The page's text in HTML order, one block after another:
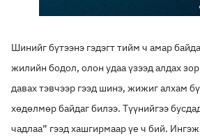
Шинийг бүтээнэ гэдэгт тийм ч амар
жилийн бодол, олон удаа үзээд алдах
давах тэвчээр гээд шинэ, жижиг алхам
хөдөлмөр байдаг билээ. Түүнийгээ
чадлаа” гээд хашгирмаар үе ч бий. Ингэж